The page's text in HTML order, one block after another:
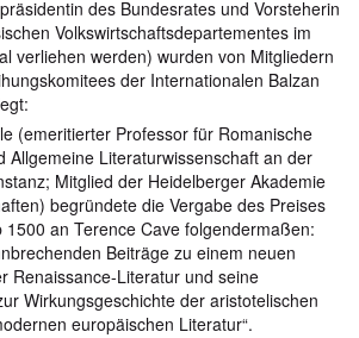
des Bundesrates und Vorsteherin
Volkswirtschaftsdepartementes im
verliehen werden) wurden von Mitgliedern
der Internationalen Balzan
(emeritierter Professor für Romanische
Allgemeine Literaturwissenschaft an der
Mitglied der Heidelberger Akademie
begründete die Vergabe des Preises
an Terence Cave folgendermaßen:
Beiträge zu einem neuen
Renaissance-Literatur und seine
Wirkungsgeschichte der aristotelischen
europäischen Literatur“.